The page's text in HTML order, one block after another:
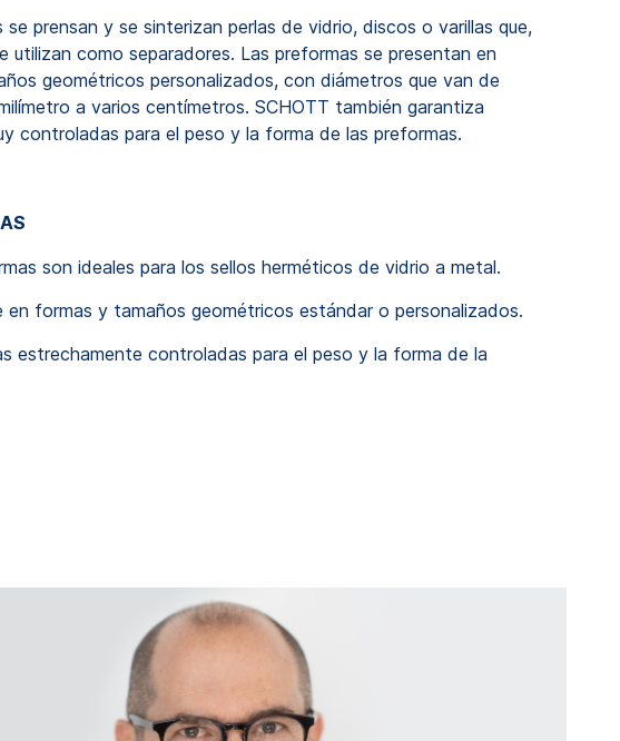
se prensan y se sinterizan perlas de vidrio, discos o varillas que,
utilizan como separadores. Las preformas se presentan en
geométricos personalizados, con diámetros que van de
a varios centímetros. SCHOTT también garantiza
controladas para el peso y la forma de las preformas.
son ideales para los sellos herméticos de vidrio a metal.
en formas y tamaños geométricos estándar o personalizados.
estrechamente controladas para el peso y la forma de la